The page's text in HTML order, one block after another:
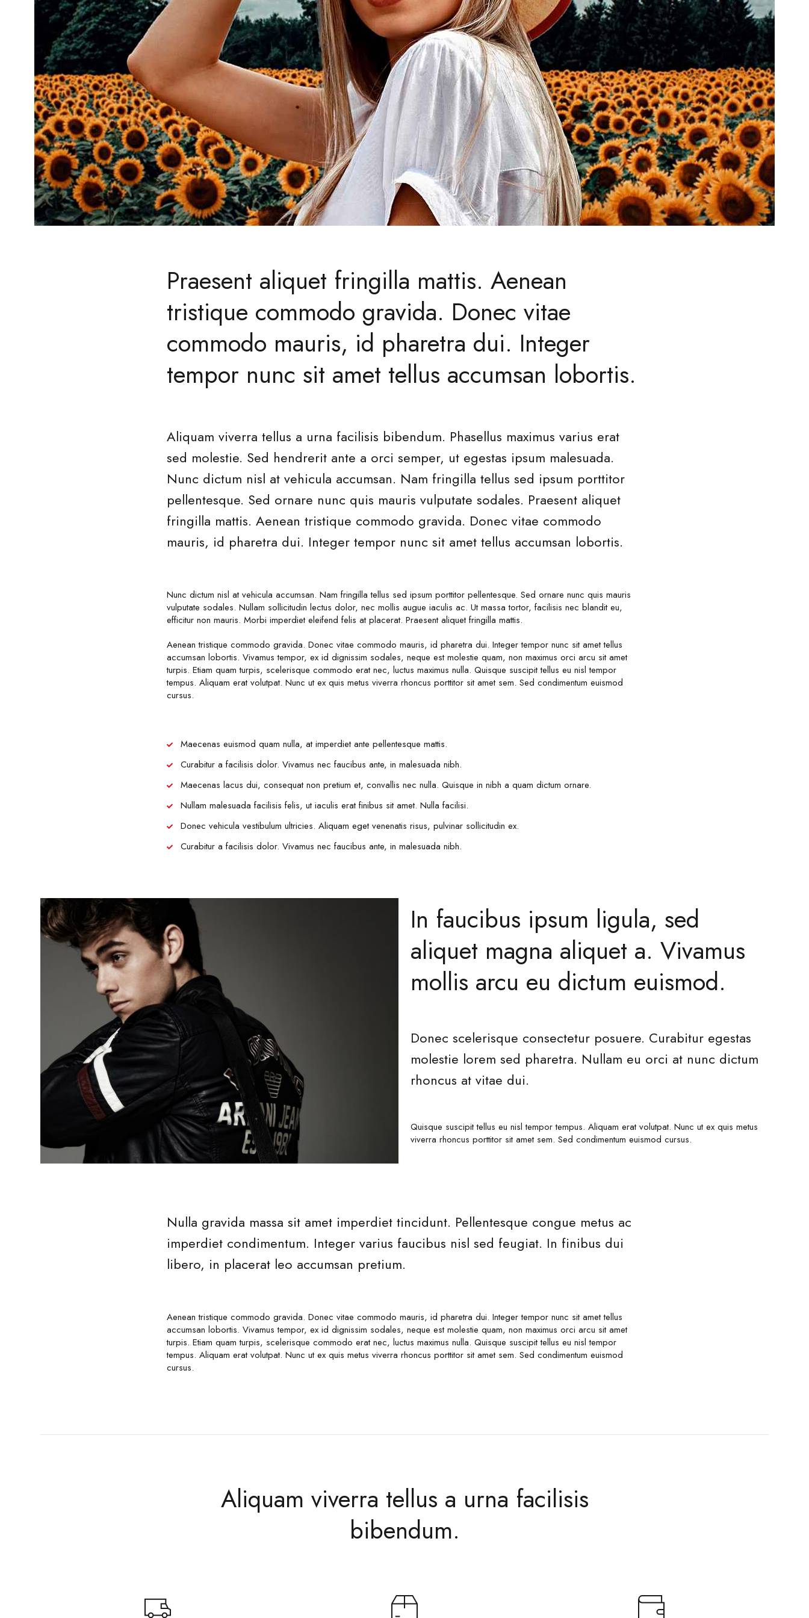
Praesent aliquet fringilla mattis. Aenean
tristique commodo gravida. Donec vitae
commodo mauris, id pharetra dui. Integer
tempor nunc sit amet tellus accumsan lobortis.
Aliquam viverra tellus a urna facilisis bibendum. Phasellus maximus varius erat
sed molestie. Sed hendrerit ante a orci semper, ut egestas ipsum malesuada.
Nunc dictum nisl at vehicula accumsan. Nam fringilla tellus sed ipsum porttitor
pellentesque. Sed ornare nunc quis mauris vulputate sodales. Praesent aliquet
fringilla mattis. Aenean tristique commodo gravida. Donec vitae commodo
mauris, id pharetra dui. Integer tempor nunc sit amet tellus accumsan lobortis.
Nunc dictum nisl at vehicula accumsan. Nam fringilla tellus sed ipsum porttitor pellentesque. Sed ornare nunc quis mauris
vulputate sodales. Nullam sollicitudin lectus dolor, nec mollis augue iaculis ac. Ut massa tortor, facilisis nec blandit eu,
efficitur non mauris. Morbi imperdiet eleifend felis at placerat. Praesent aliquet fringilla mattis.
Aenean tristique commodo gravida. Donec vitae commodo mauris, id pharetra dui. Integer tempor nunc sit amet tellus
accumsan lobortis. Vivamus tempor, ex id dignissim sodales, neque est molestie quam, non maximus orci arcu sit amet
turpis. Etiam quam turpis, scelerisque commodo erat nec, luctus maximus nulla. Quisque suscipit tellus eu nisl tempor
tempus. Aliquam erat volutpat. Nunc ut ex quis metus viverra rhoncus porttitor sit amet sem. Sed condimentum euismod
cursus.
Maecenas euismod quam nulla, at imperdiet ante pellentesque mattis.
Curabitur a facilisis dolor. Vivamus nec faucibus ante, in malesuada nibh.
Maecenas lacus dui, consequat non pretium et, convallis nec nulla. Quisque in nibh a quam dictum ornare.
Nullam malesuada facilisis felis, ut iaculis erat finibus sit amet. Nulla facilisi.
Donec vehicula vestibulum ultricies. Aliquam eget venenatis risus, pulvinar sollicitudin ex.
Curabitur a facilisis dolor. Vivamus nec faucibus ante, in malesuada nibh.
In faucibus ipsum ligula, sed
aliquet magna aliquet a. Vivamus
mollis arcu eu dictum euismod.
Donec scelerisque consectetur posuere. Curabitur egestas
molestie lorem sed pharetra. Nullam eu orci at nunc dictum
rhoncus at vitae dui.
Quisque suscipit tellus eu nisl tempor tempus. Aliquam erat volutpat. Nunc ut ex quis metus
viverra rhoncus porttitor sit amet sem. Sed condimentum euismod cursus.
Nulla gravida massa sit amet imperdiet tincidunt. Pellentesque congue metus ac
imperdiet condimentum. Integer varius faucibus nisl sed feugiat. In finibus dui
libero, in placerat leo accumsan pretium.
Aenean tristique commodo gravida. Donec vitae commodo mauris, id pharetra dui. Integer tempor nunc sit amet tellus
accumsan lobortis. Vivamus tempor, ex id dignissim sodales, neque est molestie quam, non maximus orci arcu sit amet
turpis. Etiam quam turpis, scelerisque commodo erat nec, luctus maximus nulla. Quisque suscipit tellus eu nisl tempor
tempus. Aliquam erat volutpat. Nunc ut ex quis metus viverra rhoncus porttitor sit amet sem. Sed condimentum euismod
cursus.
Aliquam viverra tellus a urna facilisis
bibendum.